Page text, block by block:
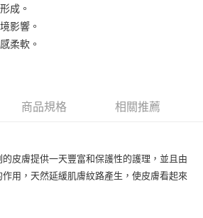
含以上)免運費
成。
影響。
柔軟。
商品規格 相關推薦
皮膚提供一天豐富和保護性的護理，並且由
用，天然延緩肌膚紋路產生，使皮膚看起來